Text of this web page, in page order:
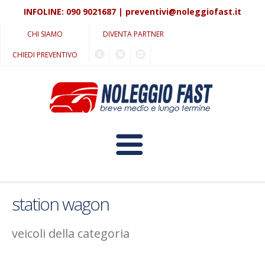
INFOLINE: 090 9021687 | preventivi@noleggiofast.it
CHI SIAMO DIVENTA PARTNER
CHIEDI PREVENTIVO
LUNGO TERMINE
PROMOZIONI IN CORSO
MEDIO TERMINE
station wagon
veicoli della categoria